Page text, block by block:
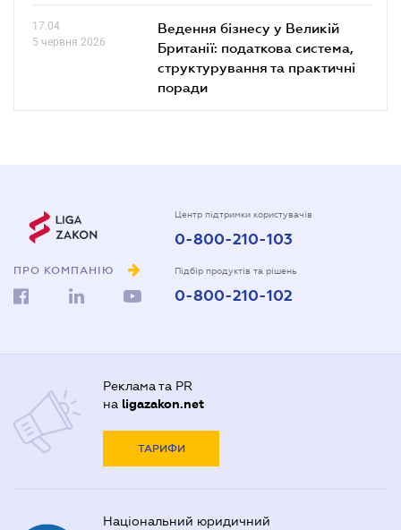
17.04
5 червня 2026
Ведення бізнесу у Великій
Британії: податкова система,
структурування та практичні
поради
ПРО КОМПАНІЮ
Центр підтримки користувачів
0-800-210-103
Підбір продуктів та рішень
0-800-210-102
Реклама та PR
на ligazakon.net
ТАРИФИ
Національний юридичний